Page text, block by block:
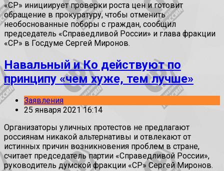
«СР» инициирует проверки роста цен и готовит
обращение в прокуратуру, чтобы отменить
необоснованные поборы с граждан, сообщил
председатель «Справедливой России» и глава фракции
«СР» в Госдуме Сергей Миронов.
Навальный и Ко действуют по
принципу «чем хуже, тем лучше»
Заявления
25 января 2021 16:14
Организаторы уличных протестов не предлагают
россиянам никакой альтернативы и отвлекают от
истинных причин возникновения проблем в стране,
считает председатель партии «Справедливой России»,
руководитель думской фракции «СР» Сергей Миронов.